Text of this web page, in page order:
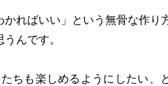
ればいい」という無骨な作り
んです。
ちも楽しめるようにしたい、